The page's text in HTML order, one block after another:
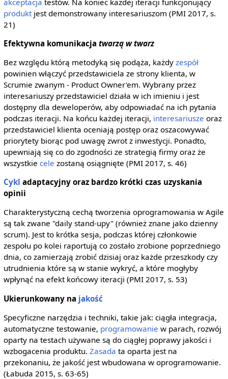
produktjest demonstrowany interesariuszom (PMI 2017, s.
21)
Efektywna komunikacja twarzą w twarz
Bez względu którą metodyką się podąża, każdy zespół
powinien włączyć przedstawiciela ze strony klienta, w
Scrumie zwanym - Product Owner'em. Wybrany przez
interesariuszy przedstawiciel działa w ich imieniu i jest
dostępny dla deweloperów, aby odpowiadać na ich pytania
podczas iteracji. Na końcu każdej iteracji, interesariusze oraz
przedstawiciel klienta oceniają postęp oraz oszacowywać
priorytety biorąc pod uwagę zwrot z inwestycji. Ponadto,
upewniają się co do zgodności ze strategią firmy oraz że
wszystkie cele zostaną osiągnięte (PMI 2017, s. 46)
Cykl adaptacyjny oraz bardzo krótki czas uzyskania
opinii
Charakterystyczną cechą tworzenia oprogramowania w Agile
są tak zwane "daily stand-upy" (również znane jako dzienny
scrum). Jest to krótka sesja, podczas której członkowie
zespołu po kolei raportują co zostało zrobione poprzedniego
dnia, co zamierzają zrobić dzisiaj oraz każde przeszkody czy
utrudnienia które są w stanie wykryć, a które mogłyby
wpłynąć na efekt końcowy iteracji (PMI 2017, s. 53)
Ukierunkowany na jakość
Specyficzne narzędzia i techniki, takie jak: ciągła integracja,
automatyczne testowanie, programowanie w parach, rozwój
oparty na testach używane są do ciągłej poprawy jakości i
wzbogacenia produktu. Zasada ta oparta jest na
przekonaniu, że jakość jest wbudowana w oprogramowanie.
(Łabuda 2015, s. 63-65)